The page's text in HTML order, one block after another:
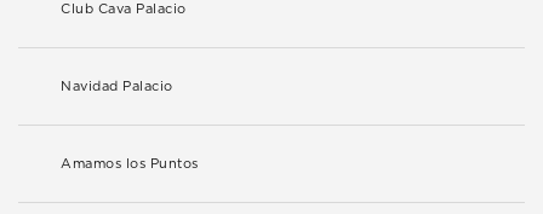
Club Cava Palacio
Navidad Palacio
Amamos los Puntos